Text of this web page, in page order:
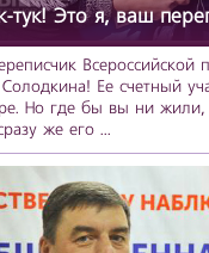
тук! Это я, ваш
Всероссийской
Ее счетный
Но где бы вы ни жили,
же его ...